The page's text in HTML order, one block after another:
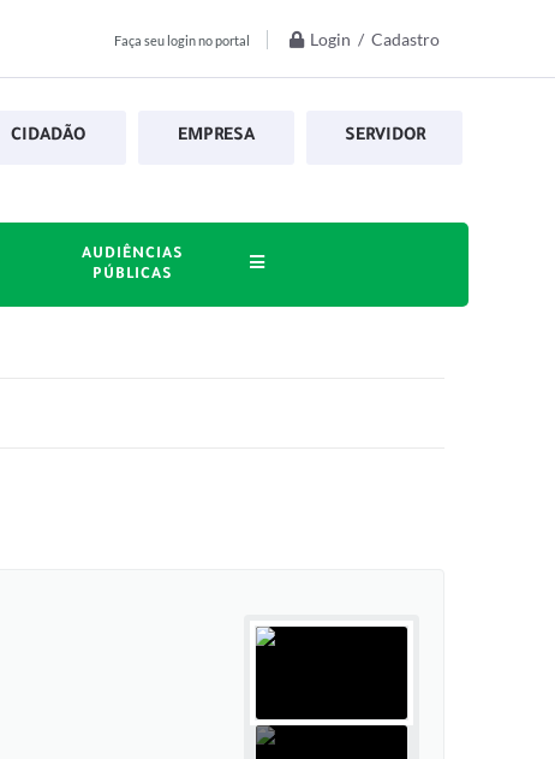
Faça seu login no portal Login / Cadastro
CIDADÃO EMPRESA SERVIDOR
AUDIÊNCIAS
PÚBLICAS